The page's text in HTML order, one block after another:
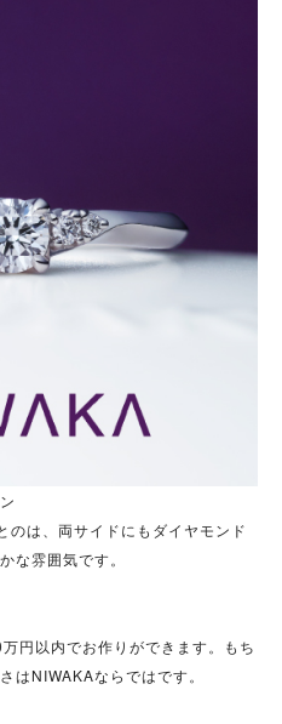
のは、両サイドにもダイヤモンド
な雰囲気です。
円以内でお作りができます。もち
はNIWAKAならではです。